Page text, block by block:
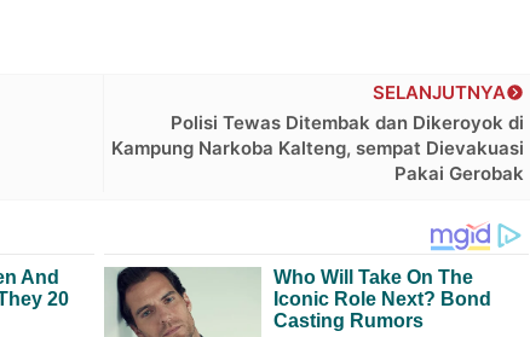
SELANJUTNYA
Polisi Tewas Ditembak dan Dikeroyok di
Kampung Narkoba Kalteng, sempat Dievakuasi
Pakai Gerobak